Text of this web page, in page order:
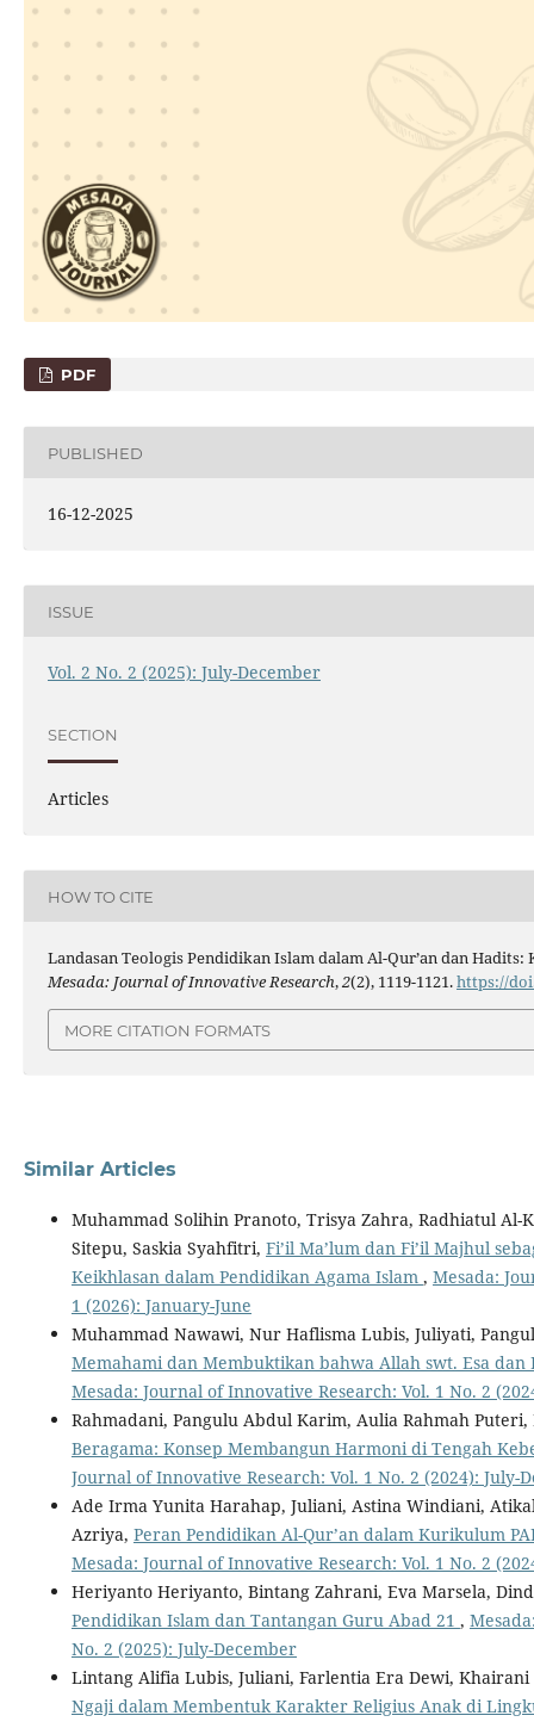
PDF
PUBLISHED
16-12-2025
ISSUE
Vol. 2 No. 2 (2025): July-December
SECTION
Articles
HOW TO CITE
Landasan Teologis Pendidikan Islam dalam Al-Qur’an dan Hadits:
Mesada: Journal of Innovative Research,2(2), 1119-1121.https://
MORE CITATION FORMATS
Similar Articles
Muhammad Solihin Pranoto, Trisya Zahra, Radhiatul
Sitepu, Saskia Syahfitri, Fi’il Ma’lum dan Fi’il Majhul
Keikhlasan dalam Pendidikan Agama Islam , Mesada:
1 (2026): January-June
Muhammad Nawawi, Nur Haflisma Lubis, Juliyati,
Memahami dan Membuktikan bahwa Allah swt. Esa
Mesada: Journal of Innovative Research: Vol. 1 No. 2
Rahmadani, Pangulu Abdul Karim, Aulia Rahmah
Beragama: Konsep Membangun Harmoni di Tengah
Journal of Innovative Research: Vol. 1 No. 2 (2024): July-
Ade Irma Yunita Harahap, Juliani, Astina Windiani,
Azriya, Peran Pendidikan Al-Qur’an dalam Kurikulum
Mesada: Journal of Innovative Research: Vol. 1 No. 2
Heriyanto Heriyanto, Bintang Zahrani, Eva Marsela,
Pendidikan Islam dan Tantangan Guru Abad 21 ,
No. 2 (2025): July-December
Lintang Alifia Lubis, Juliani, Farlentia Era Dewi,
Ngaji dalam Membentuk Karakter Religius Anak di